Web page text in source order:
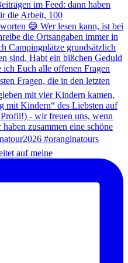
auf meine